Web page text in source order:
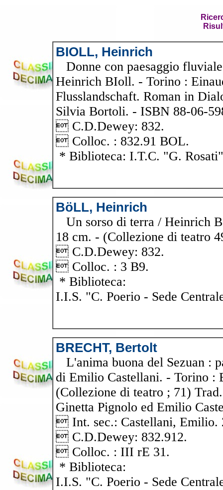
BIOLL, Heinrich
Donne con paesaggio
Heinrich BIoll. - Torino :
Flusslandschaft. Roman in
Silvia Bortoli. - ISBN 88-06-
 C.D.Dewey: 832.
 Colloc. : 832.91 BOL.
* Biblioteca: I.T.C. "G. Rosati"
BöLL, Heinrich
Un sorso di terra / Heinrich
18 cm. - (Collezione di teatro
 C.D.Dewey: 832.
 Colloc. : 3 B9.
* Biblioteca:
I.I.S. "C. Poerio - Sede
BRECHT, Bertolt
L'anima buona del Sezuan :
di Emilio Castellani. - Torino :
(Collezione di teatro ; 71)
Ginetta Pignolo ed Emilio
 Int. sec.: Castellani, Emilio.
 C.D.Dewey: 832.912.
 Colloc. : III rE 31.
* Biblioteca:
I.I.S. "C. Poerio - Sede